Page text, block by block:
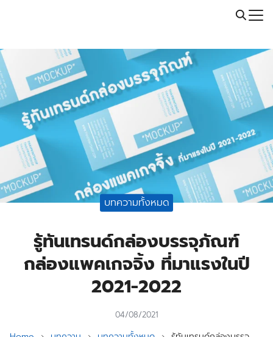
Call: 064-246-5614 | Line: @thaiprintshop
บทความทั้งหมด
รู้ทันเทรนด์กล่องบรรจุภัณฑ์
กล่องแพคเกจจิ้ง ที่มาแรงในปี
2021-2022
04/08/2021